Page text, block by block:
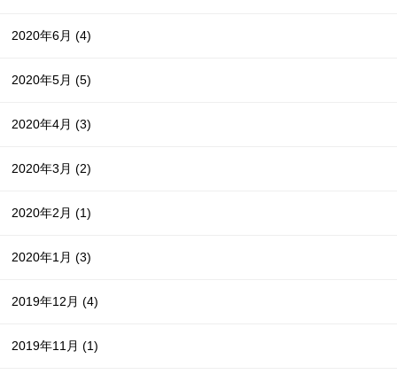
2020年6月(4)
2020年5月(5)
2020年4月(3)
2020年3月(2)
2020年2月(1)
2020年1月(3)
2019年12月(4)
2019年11月(1)